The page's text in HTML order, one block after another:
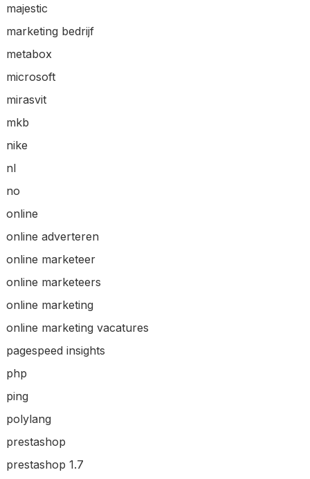
majestic
marketing bedrijf
metabox
microsoft
mirasvit
mkb
nike
nl
no
online
online adverteren
online marketeer
online marketeers
online marketing
online marketing vacatures
pagespeed insights
php
ping
polylang
prestashop
prestashop 1.7